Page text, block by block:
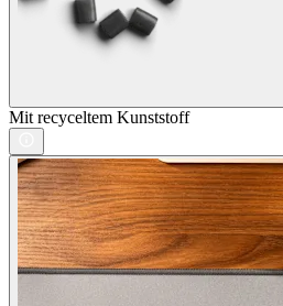
Mit recyceltem Kunststoff